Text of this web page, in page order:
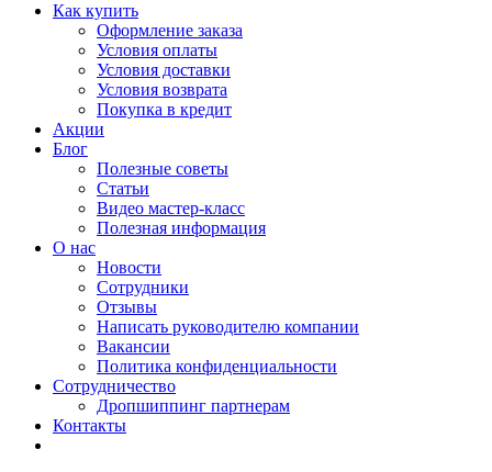
Как купить
Оформление заказа
Условия оплаты
Условия доставки
Условия возврата
Покупка в кредит
Акции
Блог
Полезные советы
Статьи
Видео мастер-класс
Полезная информация
О нас
Новости
Сотрудники
Отзывы
Написать руководителю компании
Вакансии
Политика конфиденциальности
Сотрудничество
Дропшиппинг партнерам
Контакты